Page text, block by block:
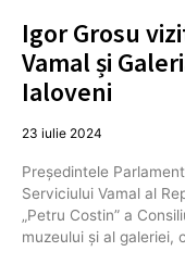
Igor Grosu
Vamal și
Ialoveni
23 iulie 2024
Președintele
Serviciului Vamal al
„Petru Costin” a
muzeului și al galeriei,